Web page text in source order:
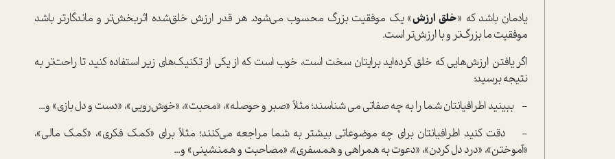
یادمان باشد که «خلق ارزش» یک موفقیت بزرگ محسوب ‌‌‌می‌شود. هر قدر ارزش خلق‌شده اثربخش‌تر و ماندگار‌تر باشد
موفقیت ما بزرگ‌تر و با ارزش‌تر است.
اگر یافتن ارزش‌هایی که خلق کرده‌اید برایتان سخت است، خوب است که از یکی از تکنیک‌های زیر استفاده کنید تا راحت‌تر به
نتیجه برسید:
- ببینید اطرافیانتان شما را به چه صفاتی می شناسند؛ مثلاً «صبر و حوصله»، «محبت»، «خوش‌رویی»، «دست و دل بازی» و...
-
دقت کنید اطرافیانتان برای چه موضوعاتی بیشتر به شما مراجعه ‌‌‌می‌کنند؛ مثلاً برای «کمک فکری»، «کمک مالی»،
«آموختن»، «درد دل کردن»، «دعوت به همراهی و همسفری»، «مصاحبت و همنشینی» و...